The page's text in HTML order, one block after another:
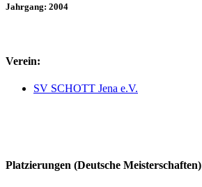
Jahrgang: 2004
Verein:
SV SCHOTT Jena e.V.
Platzierungen (Deutsche Meisterschaften)